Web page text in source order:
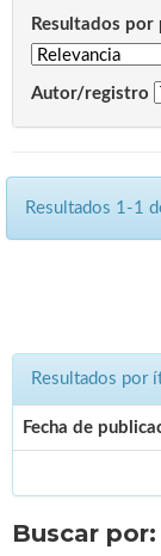
Resultados por
Autor/registro
Resultados 1-1
Resultados por
Fecha de
Buscar por: